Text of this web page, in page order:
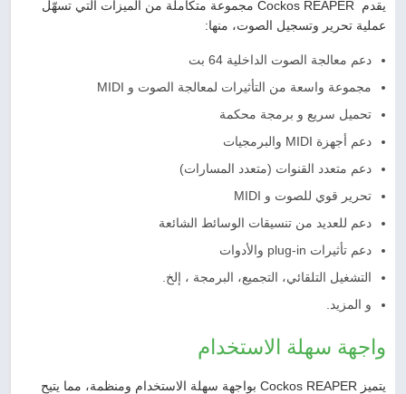
يقدم Cockos REAPER مجموعة متكاملة من الميزات التي تسهّل
عملية تحرير وتسجيل الصوت، منها:
دعم معالجة الصوت الداخلية 64 بت
مجموعة واسعة من التأثيرات لمعالجة الصوت و MIDI
تحميل سريع و برمجة محكمة
دعم أجهزة MIDI والبرمجيات
دعم متعدد القنوات (متعدد المسارات)
تحرير قوي للصوت و MIDI
دعم للعديد من تنسيقات الوسائط الشائعة
دعم تأثيرات plug-in والأدوات
التشغيل التلقائي، التجميع، البرمجة ، إلخ.
و المزيد.
واجهة سهلة الاستخدام
يتميز Cockos REAPER بواجهة سهلة الاستخدام ومنظمة، مما يتيح